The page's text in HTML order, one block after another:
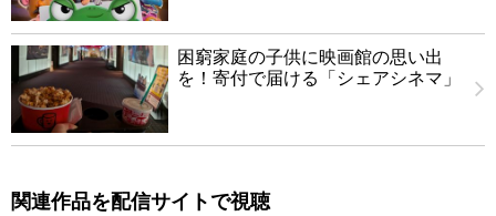
困窮家庭の子供に映画館の思い出
を！寄付で届ける「シェアシネマ」
関連作品を配信サイトで視聴